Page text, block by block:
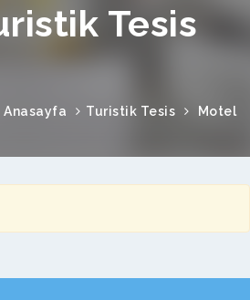
Tesis
Anasayfa Turistik Tesis Motel